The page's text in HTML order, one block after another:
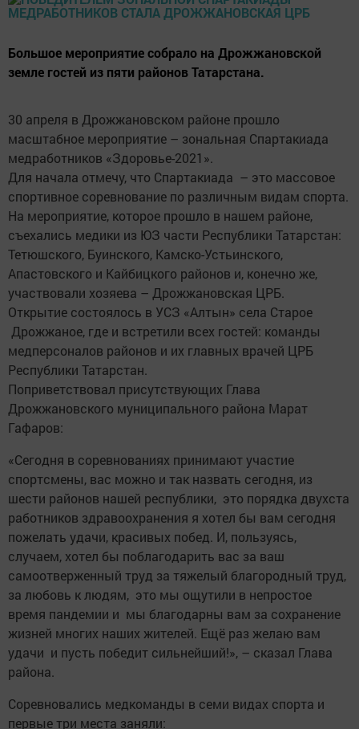
Большое мероприятие собрало на Дрожжановской
земле гостей из пяти районов Татарстана.
30 апреля в Дрожжановском районе прошло
масштабное мероприятие – зональная Спартакиада
медработников «Здоровье-2021».
Для начала отмечу, что Спартакиада – это массовое
спортивное соревнование по различным видам спорта.
На мероприятие, которое прошло в нашем районе,
съехались медики из ЮЗ части Республики Татарстан:
Тетюшского, Буинского, Камско-Устьинского,
Апастовского и Кайбицкого районов и, конечно же,
участвовали хозяева – Дрожжановская ЦРБ.
Открытие состоялось в УСЗ «Алтын» села Старое
Дрожжаное, где и встретили всех гостей: команды
медперсоналов районов и их главных врачей ЦРБ
Республики Татарстан.
Поприветствовал присутствующих Глава
Дрожжановского муниципального района Марат
Гафаров:
«Сегодня в соревнованиях принимают участие
спортсмены, вас можно и так назвать сегодня, из
шести районов нашей республики, это порядка двухста
работников здравоохранения я хотел бы вам сегодня
пожелать удачи, красивых побед. И, пользуясь,
случаем, хотел бы поблагодарить вас за ваш
самоотверженный труд за тяжелый благородный труд,
за любовь к людям, это мы ощутили в непростое
время пандемии и мы благодарны вам за сохранение
жизней многих наших жителей. Ещё раз желаю вам
удачи и пусть победит сильнейший!», – сказал Глава
района.
Соревновались медкоманды в семи видах спорта и
первые три места заняли: